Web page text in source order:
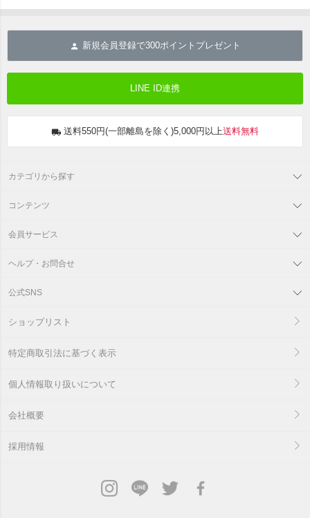
新規会員登録で300ポイントプレゼント
LINE ID連携
送料550円(一部離島を除く)5,000円以上送料無料
カテゴリから探す
コンテンツ
会員サービス
ヘルプ・お問合せ
公式SNS
ショップリスト
特定商取引法に基づく表示
個人情報取り扱いについて
会社概要
採用情報